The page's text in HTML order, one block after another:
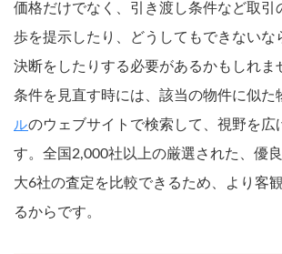
価格だけでなく、引き渡し条件など取引
歩を提示したり、どうしてもできないな
決断をしたりする必要があるかもしれま
条件を見直す時には、該当の物件に似た
ルのウェブサイトで検索して、視野を広
す。全国2,000社以上の厳選された、優
大6社の査定を比較できるため、より客
るからです。